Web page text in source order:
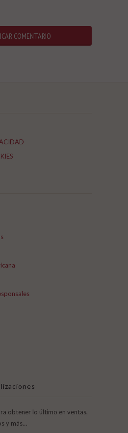
obtener lo último en ventas,
y más…